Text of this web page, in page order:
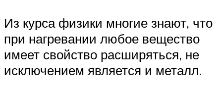
Из курса физики многие знают, что
при нагревании любое вещество
имеет свойство расширяться, не
исключением является и металл.